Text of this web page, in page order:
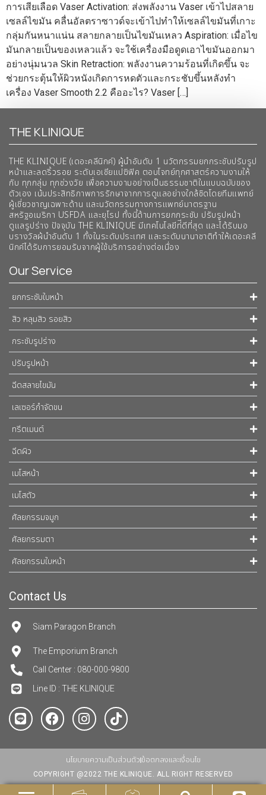
การเสียเลือด Vaser Activation: ส่งพลังงาน Vaser เข้าไปสลาย
เซลล์ไขมัน คลื่นอัลตราซาวด์จะเข้าไปทำให้เซลล์ไขมันที่เกาะ
กลุ่มกันหนาแน่น สลายกลายเป็นไขมันเหลว Aspiration: เมื่อไข
มันกลายเป็นของเหลวแล้ว จะใช้เครื่องมือดูดเอาไขมันออกมา
อย่างนุ่มนวล Skin Retraction: พลังงานความร้อนที่เกิดขึ้น จะ
ช่วยกระตุ้นให้ผิวหนังเกิดการหดตัวและกระชับขึ้นหลังทำ
เครื่อง Vaser Smooth 2.2 คืออะไร? Vaser […]
THE KLINIQUE
THE KLINIQUE (เดอะคลีนิกค์) ผู้นำอันดับ 1 นวัตกรรมยกกระชับปรับรูป
หน้าและลดริ้วรอย ระดับเอเชียแปซิฟิค ตอบโจทย์ทุกศาสตร์ความงามให้
กับ ทุกกลุ่ม ทุกช่วงวัย เพื่อความงามอย่างเป็นธรรมชาติในแบบฉบับของ
ตัวเอง เน้นประสิทธิภาพการรักษาจากการดูแลอย่างใกล้ชิดโดยทีมแพทย์
ผู้เชี่ยวชาญเฉพาะด้าน และนวัตกรรมทางการแพทย์มาตรฐาน
สหรัฐอเมริกา USFDA และยุโรป ทั้งนี้ด้านการยกกระชับ ปรับรูปหน้า
ดูแลรูปร่าง ปัจจุบัน THE KLINIQUE มีเทคโนโลยีท่ีดีที่สุด และได้รับมอ
บรางวัลผ้นำอันดับ 1 ทั้งในระดับประเทศ และระดับนานาชาติทําให้เดอะคลี
นิกค์ได้รับการยอมรับจากผู้ใช้บริการอย่างต่อเนื่อง
Our Service
ยกกระชับใบหน้า
สิว หลุมสิว รอยสิว
กระชับรูปร่าง
ปรับรูปหน้า
ฉีดสลายไขมัน
เลเซอร์กำจัดขน
ทรีตเมนต์
ฉีดผิว
เมโสหน้า
เมโสตัว
ศัลยกรรมจมูก
ศัลยกรรมตา
ศัลยกรรมใบหน้า
Contact Us
Siam Paragon Branch
The Emporium Branch
Call Center : 080-000-9800
Line ID : THE KLINIQUE
นโยบายความเป็นส่วนตัวข้อตกลงและเงื่อนไข
COPYRIGHT @2022 THE KLINIQUE. ALL RIGHT RESERVED